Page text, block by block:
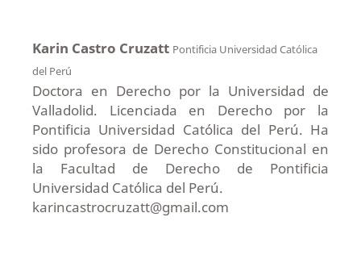
Karin Castro Cruzatt Pontificia Universidad Católica
del Perú
Doctora en Derecho por la Universidad de
Valladolid. Licenciada en Derecho por la
Pontificia Universidad Católica del Perú. Ha
sido profesora de Derecho Constitucional en
la Facultad de Derecho de Pontificia
Universidad Católica del Perú.
karincastrocruzatt@gmail.com